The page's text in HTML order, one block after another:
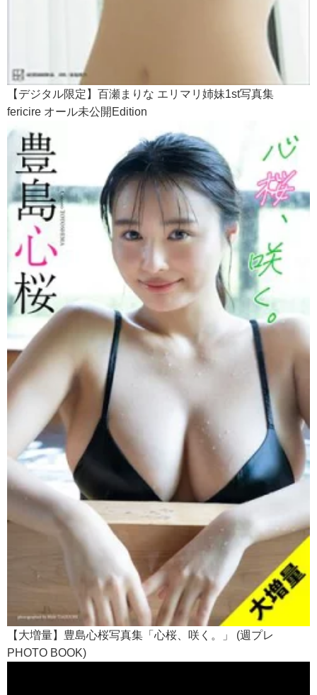
【デジタル限定】百瀬まりな エリマリ姉妹1st写真集
fericire オール未公開Edition
【大増量】豊島心桜写真集「心桜、咲く。」 (週プレ
PHOTO BOOK)